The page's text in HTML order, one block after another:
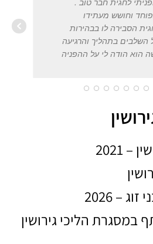
וחושש מעתידו
הסבירה לו בבהירות
השלבים בתהליך והרגיעה
הוא הודה לי על ההפניה
2021
– 2026
הליכי גירושין